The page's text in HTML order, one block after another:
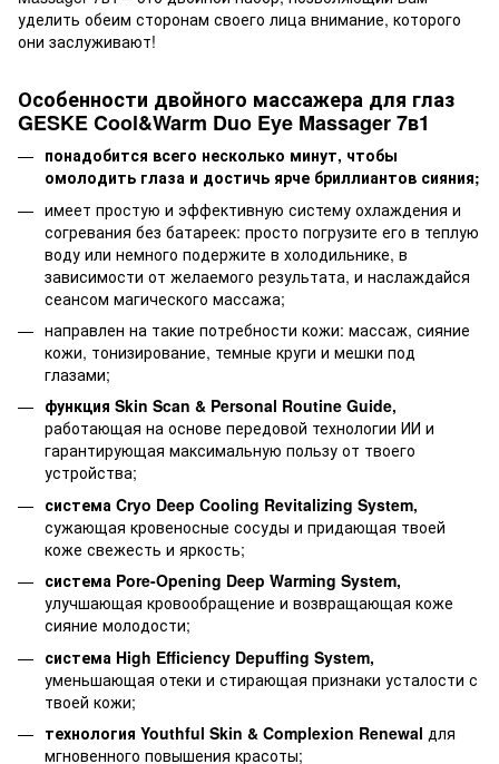
уделить обеим сторонам своего лица внимание, которого
они заслуживают!
Особенности двойного массажера для глаз
GESKE Cool&Warm Duo Eye Massager 7в1
понадобится всего несколько минут, чтобы
омолодить глаза и достичь ярче бриллиантов сияния;
имеет простую и эффективную систему охлаждения и
согревания без батареек: просто погрузите его в теплую
воду или немного подержите в холодильнике, в
зависимости от желаемого результата, и наслаждайся
сеансом магического массажа;
направлен на такие потребности кожи: массаж, сияние
кожи, тонизирование, темные круги и мешки под
глазами;
функция Skin Scan & Personal Routine Guide,
работающая на основе передовой технологии ИИ и
гарантирующая максимальную пользу от твоего
устройства;
система Cryo Deep Cooling Revitalizing System,
сужающая кровеносные сосуды и придающая твоей
коже свежесть и яркость;
система Pore-Opening Deep Warming System,
улучшающая кровообращение и возвращающая коже
сияние молодости;
система High Efficiency Depuffing System,
уменьшающая отеки и стирающая признаки усталости с
твоей кожи;
технология Youthful Skin & Complexion Renewal для
мгновенного повышения красоты;